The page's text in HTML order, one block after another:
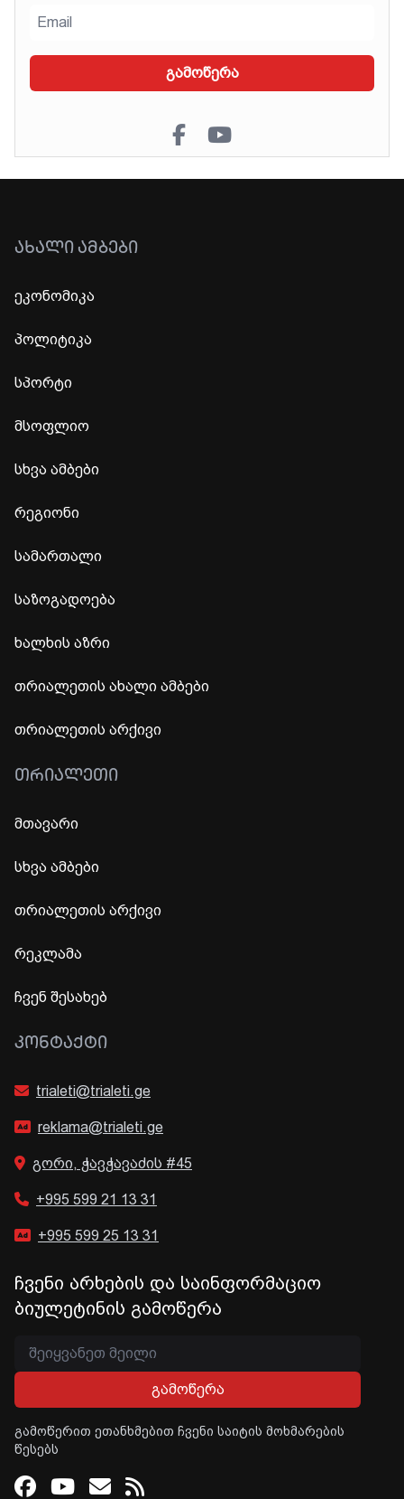
გამოწერა
ᲐᲮᲐᲚᲘ ᲐᲛᲑᲔᲑᲘ
ეკონომიკა
პოლიტიკა
სპორტი
მსოფლიო
სხვა ამბები
რეგიონი
სამართალი
საზოგადოება
ხალხის აზრი
თრიალეთის ახალი ამბები
თრიალეთის არქივი
ᲗᲠᲘᲐᲚᲔᲗᲘ
მთავარი
სხვა ამბები
თრიალეთის არქივი
რეკლამა
ჩვენ შესახებ
ᲙᲝᲜᲢᲐᲥᲢᲘ
trialeti@trialeti.ge
reklama@trialeti.ge
გორი, ჭავჭავაძის #45
+995 599 21 13 31
+995 599 25 13 31
ჩვენი არხების და საინფორმაციო
ბიულეტინის გამოწერა
გამოწერა
გამოწერით ეთანხმებით ჩვენი საიტის მოხმარების
წესებს
Facebook
Youtube
Email
RSS